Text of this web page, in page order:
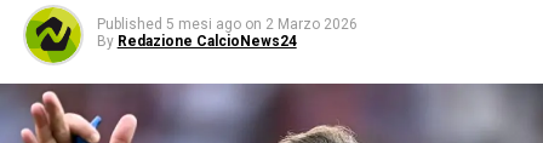
Published 5 mesi ago on 2 Marzo 2026
By Redazione CalcioNews24